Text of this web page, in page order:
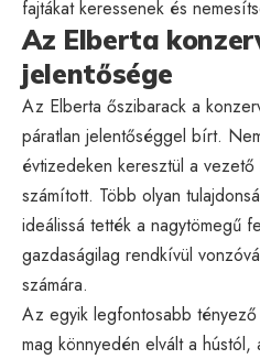
fajtákat keressenek és
Az Elberta
jelentősége
Az Elberta őszibarack a
páratlan jelentőséggel bírt.
évtizedeken keresztül a
számított. Több olyan
ideálissá tették a nagytömegű
gazdaságilag rendkívül
számára.
Az egyik legfontosabb tényező
mag könnyedén elvált a